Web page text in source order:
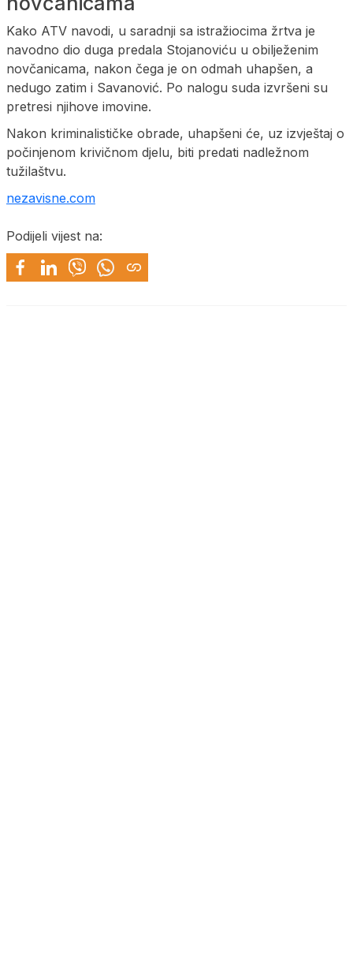
Kako ATV navodi, u saradnji sa istražiocima žrtva je
navodno dio duga predala Stojanoviću u obilježenim
novčanicama, nakon čega je on odmah uhapšen, a
nedugo zatim i Savanović. Po nalogu suda izvršeni su
pretresi njihove imovine.
Nakon kriminalističke obrade, uhapšeni će, uz izvještaj o
počinjenom krivičnom djelu, biti predati nadležnom
tužilaštvu.
nezavisne.com
Podijeli vijest na: